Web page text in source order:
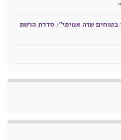
בטוחים שזה אמיתי": סדרת הרשת